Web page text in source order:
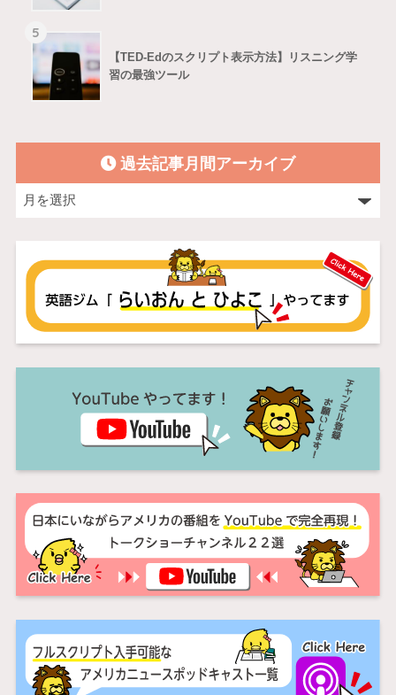
5
【TED-Edのスクリプト表示方法】リスニング学
習の最強ツール
過去記事月間アーカイブ